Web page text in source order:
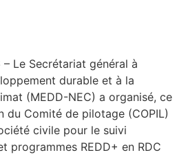
Le Secrétariat général à
durable et à la
(MEDD-NEC) a organisé, ce
du Comité de pilotage (COPIL)
civile pour le suivi
programmes REDD+ en RDC